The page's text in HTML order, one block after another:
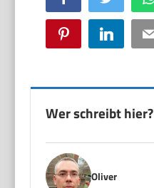
Pinterest LinkedIn
Wer schreibt hier?
Oliver